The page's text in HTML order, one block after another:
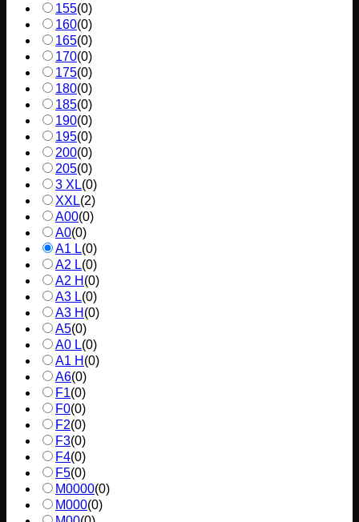
155(0)
160(0)
165(0)
170(0)
175(0)
180(0)
185(0)
190(0)
195(0)
200(0)
205(0)
3 XL(0)
XXL(2)
A00(0)
A0(0)
A1 L(0)
A2 L(0)
A2 H (0)
A3 L(0)
A3 H (0)
A5(0)
A0 L(0)
A1 H (0)
A6(0)
F1(0)
F0(0)
F2(0)
F3(0)
F4(0)
F5(0)
M0000(0)
M000(0)